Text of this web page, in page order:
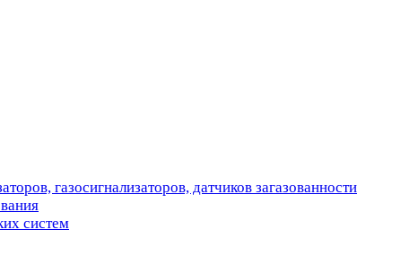
газосигнализаторов, датчиков загазованности
систем